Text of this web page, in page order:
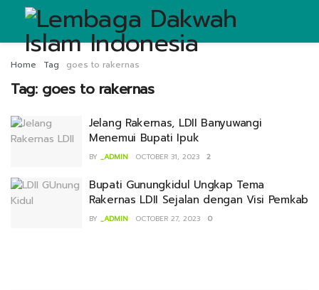
Home Tag goes to rakernas
Tag: goes to rakernas
Jelang Rakernas, LDII Banyuwangi
Menemui Bupati Ipuk
BY _ADMIN OCTOBER 31, 2023 2
Bupati Gunungkidul Ungkap Tema
Rakernas LDII Sejalan dengan Visi Pemkab
BY _ADMIN OCTOBER 27, 2023 0